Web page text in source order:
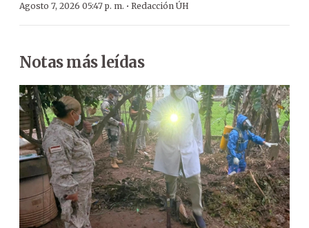
Agosto 7, 2026 05:47 p. m. · Redacción ÚH
Notas más leídas